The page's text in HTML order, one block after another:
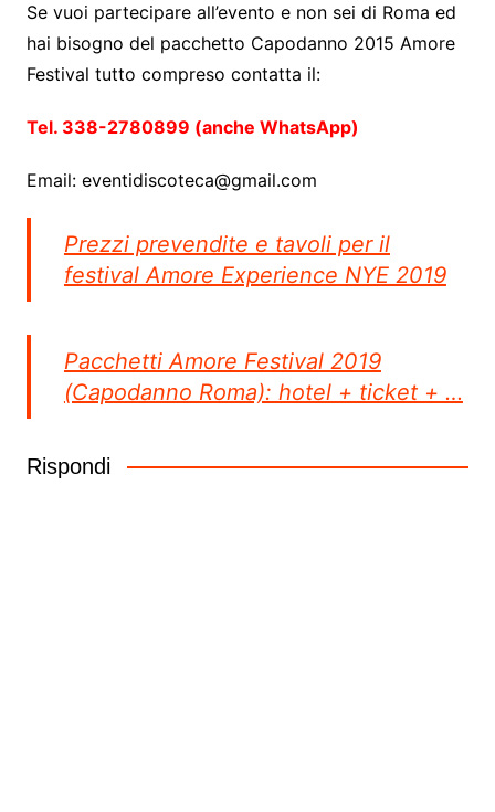
Se vuoi partecipare all’evento e non sei di Roma ed
hai bisogno del pacchetto Capodanno 2015 Amore
Festival tutto compreso contatta il:
Tel. 338-2780899 (anche WhatsApp)
Email: eventidiscoteca@gmail.com
Prezzi prevendite e tavoli per il
festival Amore Experience NYE 2019
Pacchetti Amore Festival 2019
(Capodanno Roma): hotel + ticket + …
Rispondi